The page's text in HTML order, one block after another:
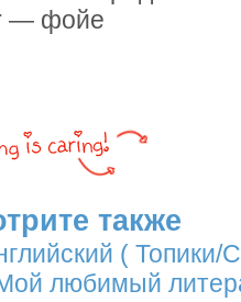
— фойе
также
(
любимый